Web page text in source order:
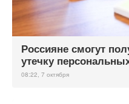
Россияне смогут
утечку
08:22, 7 октября